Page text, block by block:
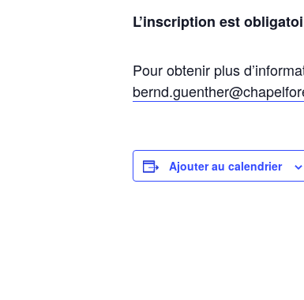
L’inscription est
Pour obtenir plus
Ajouter au calendrier